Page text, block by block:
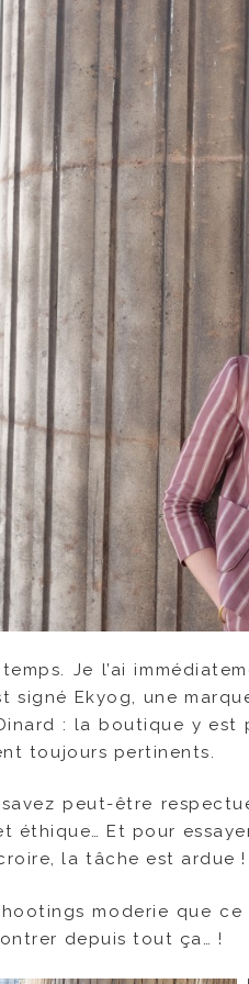
Je l’ai
signé Ekyog, une
: la boutique y
toujours pertinents.
peut-être
Et pour
la tâche est ardue !
moderie que
depuis tout ça… !